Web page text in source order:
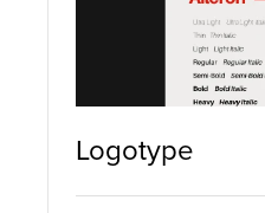
Logotype